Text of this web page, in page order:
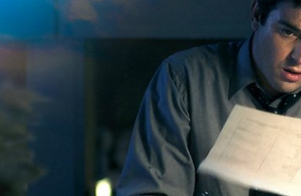
über Scientology
einen Scientologen kennen
der Scientology
in die Dianetik
Hass – Was ist Größe?